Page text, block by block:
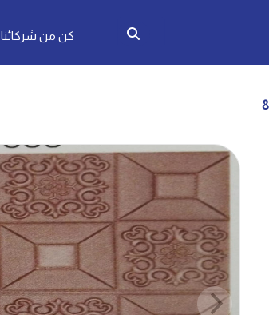
كن من شركائنا